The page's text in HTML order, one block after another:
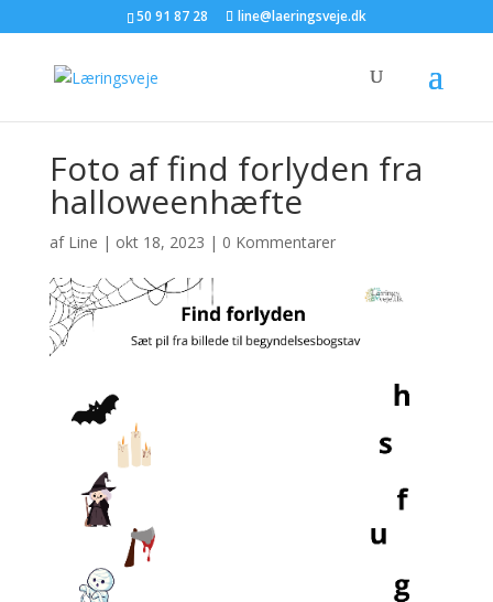
50 91 87 28 line@laeringsveje.dk
Foto af find forlyden fra
halloweenhæfte
af Line | okt 18, 2023 | 0 Kommentarer